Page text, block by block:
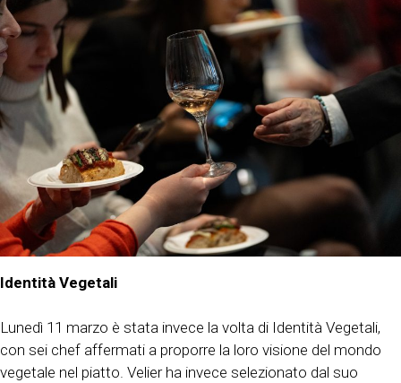
Identità Vegetali
Lunedì 11 marzo è stata invece la volta di Identità Vegetali,
con sei chef affermati a proporre la loro visione del mondo
vegetale nel piatto. Velier ha invece selezionato dal suo